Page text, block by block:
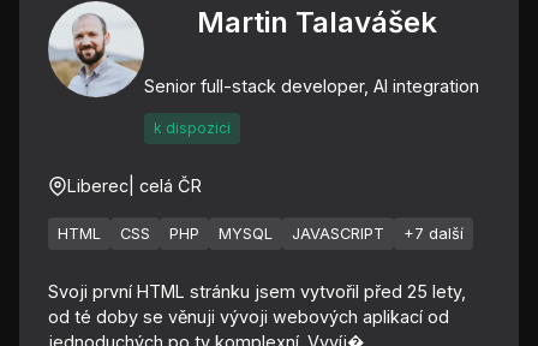
Martin Talavášek
Senior full-stack developer, AI integration
k dispozici
Liberec | celá ČR
HTML CSS PHP MYSQL JAVASCRIPT +7 další
Svoji první HTML stránku jsem vytvořil před 25 lety,
od té doby se věnuji vývoji webových aplikací od
jednoduchých po ty komplexní. Vyvíj�...